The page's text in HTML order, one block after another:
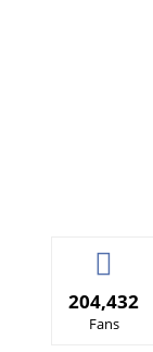
204,432
Fans